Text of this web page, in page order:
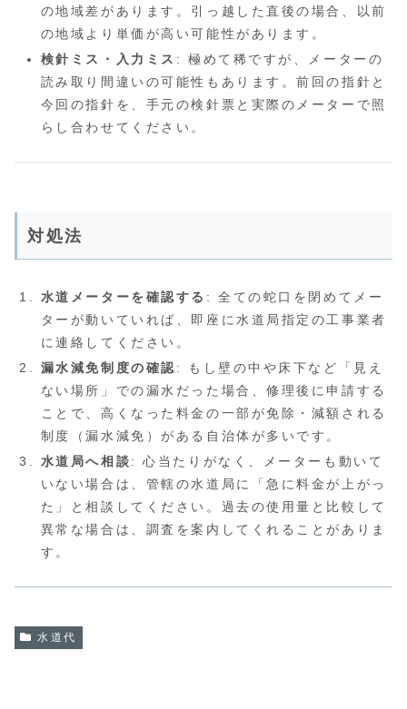
の地域差があります。引っ越した直後の場合、以前
の地域より単価が高い可能性があります。
検針ミス・入力ミス : 極めて稀ですが、メーターの
読み取り間違いの可能性もあります。前回の指針と
今回の指針を、手元の検針票と実際のメーターで照
らし合わせてください。
対処法
水道メーターを確認する : 全ての蛇口を閉めてメー
ターが動いていれば、即座に水道局指定の工事業者
に連絡してください。
漏水減免制度の確認 : もし壁の中や床下など「見え
ない場所」での漏水だった場合、修理後に申請する
ことで、高くなった料金の一部が免除・減額される
制度（漏水減免）がある自治体が多いです。
水道局へ相談: 心当たりがなく、メーターも動いて
いない場合は、管轄の水道局に「急に料金が上がっ
た」と相談してください。過去の使用量と比較して
異常な場合は、調査を案内してくれることがありま
す。
水道代